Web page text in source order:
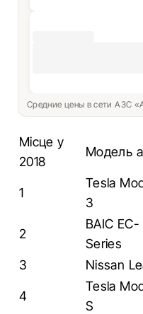
Средние цены в сети АЗС
Місце у
2018
Модель
1
Tesla
3
2
BAIC EC-
Series
3 Nissan
4
Tesla
S